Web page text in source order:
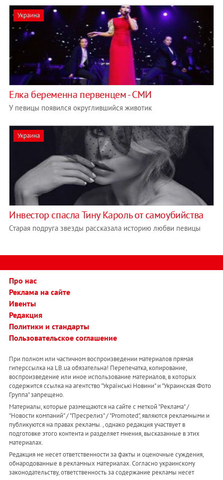
Украина
Елка беременна первенцем - СМИ
У певицы появился округлившийся животик
Украина
Инвестор спасла Тину Кароль от самоубийства
Старая подруга звезды рассказала историю любви певицы
Про нас
Реклама на сайте
Ивенты
Редакция
Политики и стандарты
Пользовательское соглашение
При полном или частичном воспроизведении материалов прямая
гиперссылка на LB.ua обязательна! Перепечатка, копирование,
воспроизведение или иное использование материалов, в которых
содержится ссылка на агентство "Українськi Новини" и "Украинская Фото
Группа" запрещено.
Материалы, которые размещаются на сайте с меткой "Реклама" /
"Новости компаний" / "Пресрелиз" / "Promoted", являются рекламными и
публикуются на правах рекламы. , однако редакция участвует в
подготовке этого контента и разделяет мнения, высказанные в этих
материалах.
Редакция не несет ответственности за факты и оценочные суждения,
обнародованные в рекламных материалах. Согласно украинскому
законодательству, ответственность за содержание рекламы несет